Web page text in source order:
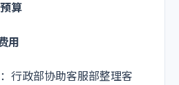
算
用
政部协助客服部整理客